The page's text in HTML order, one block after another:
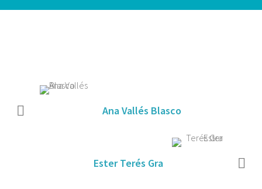
Ana Vallés Blasco
Ester Terés Gra